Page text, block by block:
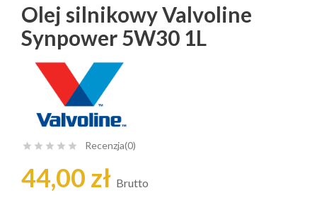
Olej silnikowy Valvoline
Synpower 5W30 1L
     Recenzja(0)
44,00 zł Brutto